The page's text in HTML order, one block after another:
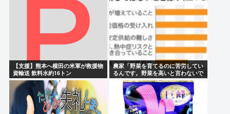
ヒカキン「ヴィヴァント見てる？って質問が来るん
だけど…」 ネット民「プークスクスw」 ヒカキン
でもジャニーさんってネームドキャラにだけは手を
出さなかった星人だよな
【支援】熊本へ横田の米軍が救援物
資輸送 飲料水約16トン
農家「野菜を育てるのに苦労してい
るんです。野菜を高いと言わないで
ください。」